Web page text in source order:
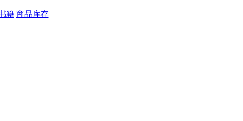
籍 商品库存